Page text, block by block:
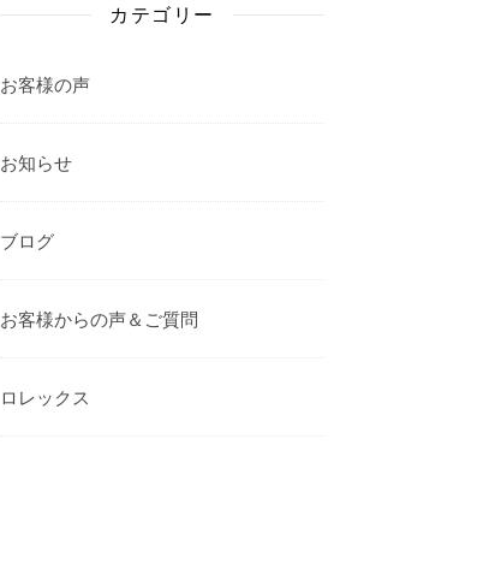
カテゴリー
お客様の声
お知らせ
ブログ
お客様からの声＆ご質問
ロレックス